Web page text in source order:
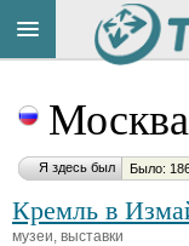
Москва
Я здесь был Было:
Кремль в
музеи, выставки
И
в
на
сайте: